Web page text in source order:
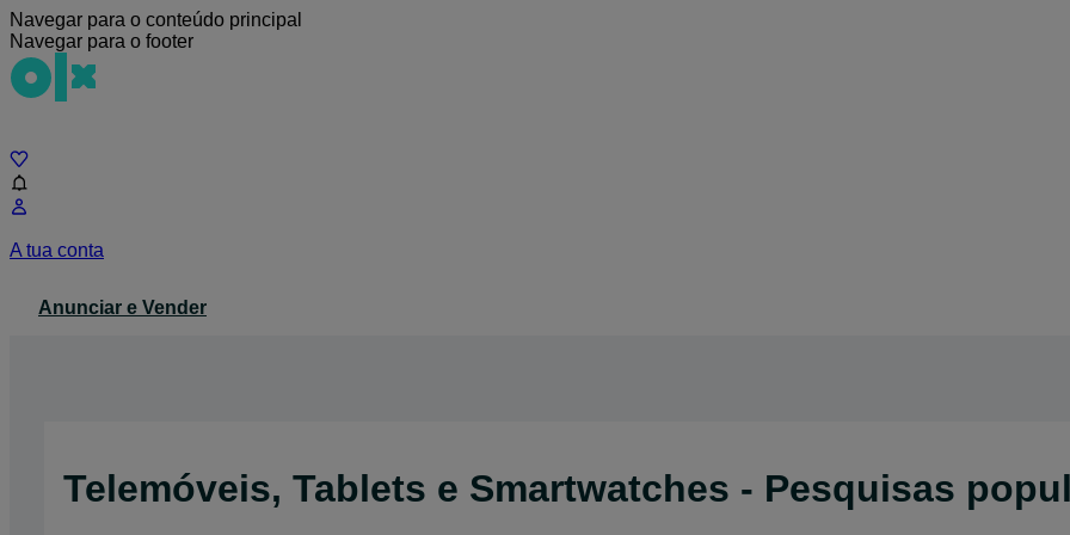
Navegar para o conteúdo principal
Navegar para o footer
A tua conta
Anunciar e Vender
Telemóveis, Tablets e Smartwatches - Pesquisas